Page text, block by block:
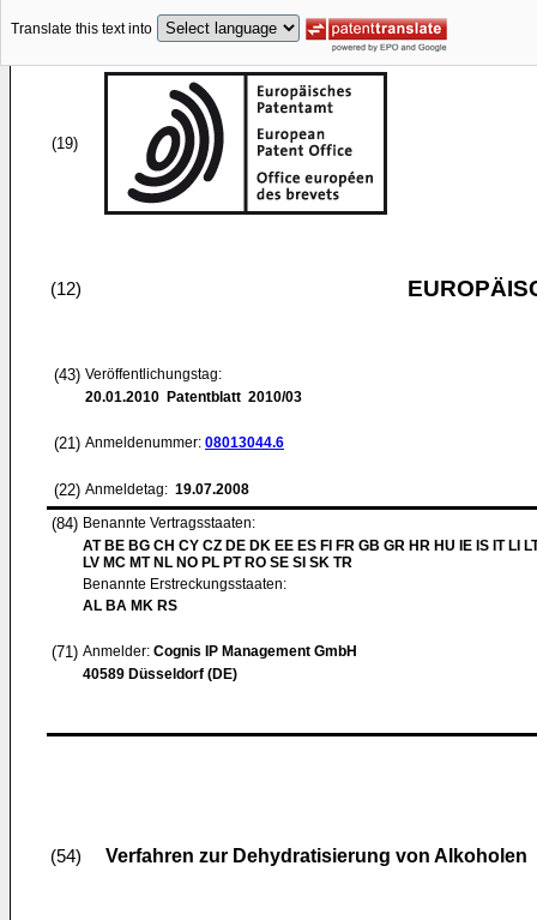
Translate this text into
(19)
(12)
(43) Veröffentlichungstag:
20.01.2010 Patentblatt 2010/03
(21) Anmeldenummer: 08013044.6
(22) Anmeldetag: 19.07.2008
(84) Benannte Vertragsstaaten:
AT BE BG CH CY CZ DE DK EE ES FI FR GB GR HR HU IE IS IT LI
LV MC MT NL NO PL PT RO SE SI SK TR
Benannte Erstreckungsstaaten:
AL BA MK RS
(71) Anmelder: Cognis IP Management GmbH
40589 Düsseldorf (DE)
(54) Verfahren zur Dehydratisierung von Alkoholen